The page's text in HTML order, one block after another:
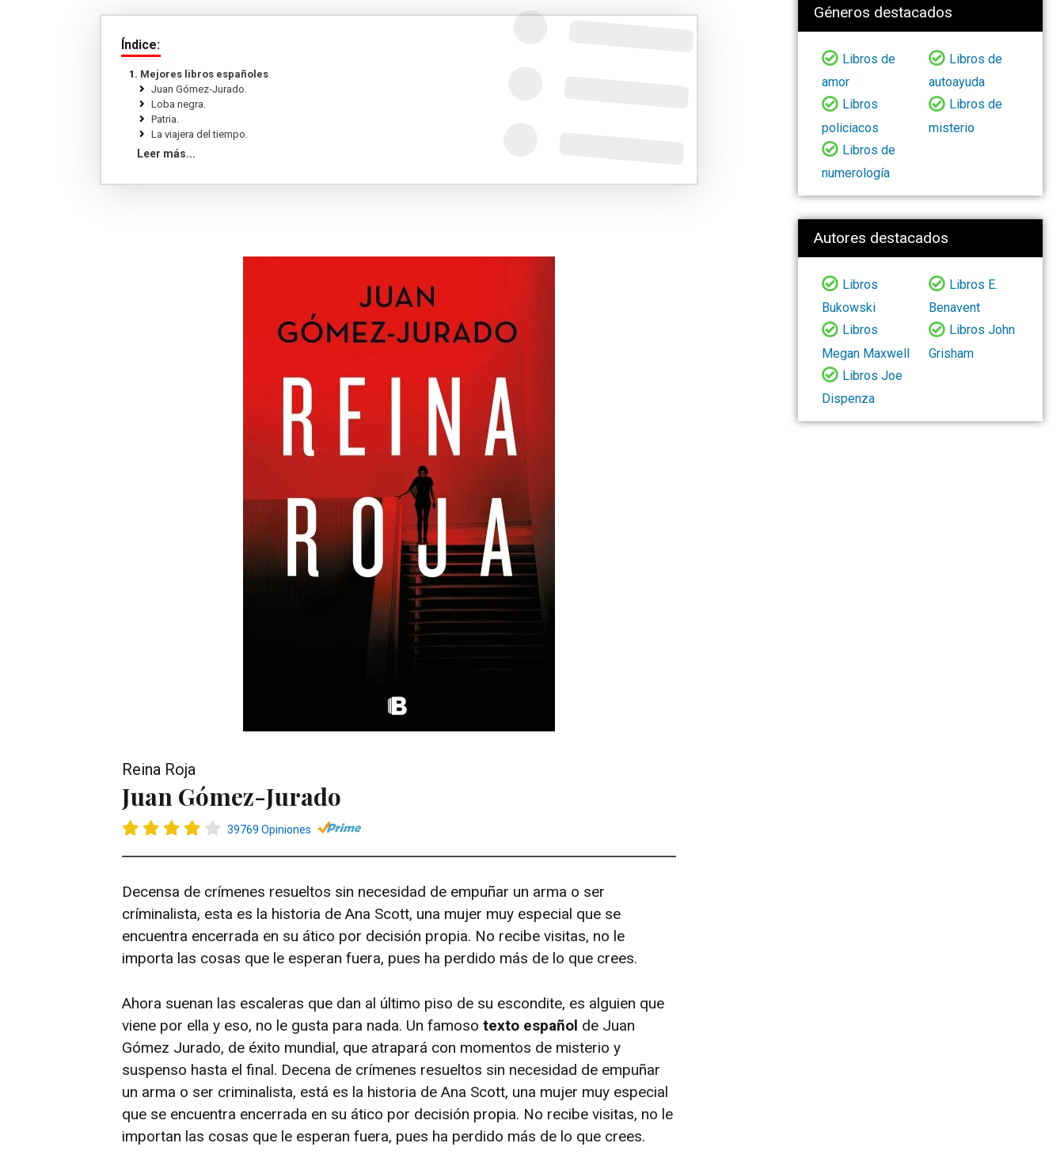
Índice:
Mejores libros españoles
Juan Gómez-Jurado.
Loba negra.
Patria.
La viajera del tiempo.
La última cripta.
Los renglones torcidos de Dios.
Leer más...
Reina Roja
Juan Gómez-Jurado
39769 Opiniones
Decensa de crímenes resueltos sin necesidad de empuñar un arma o ser
críminalista, esta es la historia de Ana Scott, una mujer muy especial que se
encuentra encerrada en su ático por decisión propia. No recibe visitas, no le
importa las cosas que le esperan fuera, pues ha perdido más de lo que crees.
Ahora suenan las escaleras que dan al último piso de su escondite, es alguien que
viene por ella y eso, no le gusta para nada. Un famoso texto español de Juan
Gómez Jurado, de éxito mundial, que atrapará con momentos de misterio y
suspenso hasta el final. Decena de crímenes resueltos sin necesidad de empuñar
un arma o ser criminalista, está es la historia de Ana Scott, una mujer muy especial
que se encuentra encerrada en su ático por decisión propia. No recibe visitas, no le
importan las cosas que le esperan fuera, pues ha perdido más de lo que crees.
Géneros destacados
Libros de
amor
Libros de
autoayuda
Libros
policiacos
Libros de
misterio
Libros de
numerología
Autores destacados
Libros
Bukowski
Libros E.
Benavent
Libros
Megan Maxwell
Libros John
Grisham
Libros Joe
Dispenza